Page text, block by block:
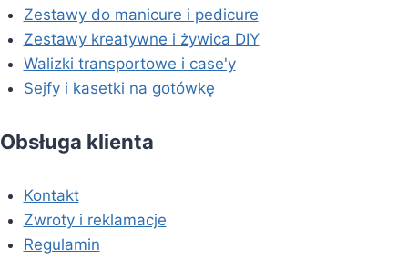
Zestawy do manicure i pedicure
Zestawy kreatywne i żywica DIY
Walizki transportowe i case'y
Sejfy i kasetki na gotówkę
Obsługa klienta
Kontakt
Zwroty i reklamacje
Regulamin